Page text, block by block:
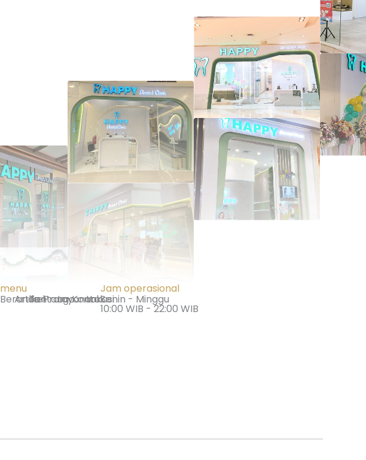
menu
Beranda
ArtikelTentang
Promo
Layanan
Kontak
Lokasi
Jam operasional
Senin - Minggu
10:00 WIB - 22:00 WIB